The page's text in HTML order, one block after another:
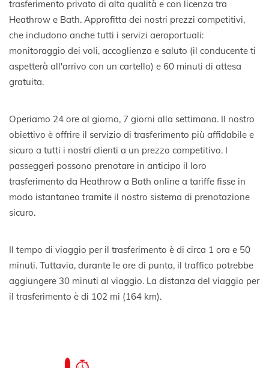
trasferimento privato di alta qualità e con licenza tra
Heathrow e Bath. Approfitta dei nostri prezzi competitivi,
che includono anche tutti i servizi aeroportuali:
monitoraggio dei voli, accoglienza e saluto (il conducente ti
aspetterà all'arrivo con un cartello) e 60 minuti di attesa
gratuita.
Operiamo 24 ore al giorno, 7 giorni alla settimana. Il nostro
obiettivo è offrire il servizio di trasferimento più affidabile e
sicuro a tutti i nostri clienti a un prezzo competitivo. I
passeggeri possono prenotare in anticipo il loro
trasferimento da Heathrow a Bath online a tariffe fisse in
modo istantaneo tramite il nostro sistema di prenotazione
sicuro.
Il tempo di viaggio per il trasferimento è di circa 1 ora e 50
minuti. Tuttavia, durante le ore di punta, il traffico potrebbe
aggiungere 30 minuti al viaggio. La distanza del viaggio per
il trasferimento è di 102 mi (164 km).